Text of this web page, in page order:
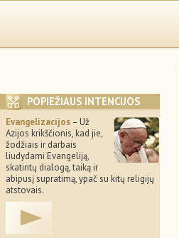
POPIEŽIAUS INTENCIJOS
Evangelizacijos – Už
Azijos krikščionis, kad jie,
žodžiais ir darbais
liudydami Evangeliją,
skatintų dialogą, taiką ir
abipusį supratimą, ypač su kitų religijų
atstovais.